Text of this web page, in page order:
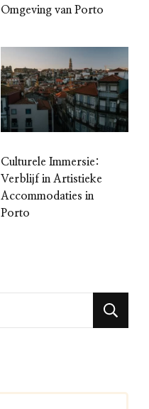
Omgeving van Porto
Culturele Immersie:
Verblijf in Artistieke
Accommodaties in
Porto